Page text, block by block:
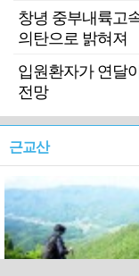
창녕 중부내륙고
의탄으로 밝혀져
입원환자가 연달
전망
근교산